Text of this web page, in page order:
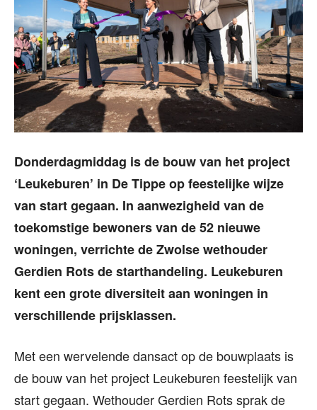
Donderdagmiddag is de bouw van het project
‘Leukeburen’ in De Tippe op feestelijke wijze
van start gegaan. In aanwezigheid van de
toekomstige bewoners van de 52 nieuwe
woningen, verrichte de Zwolse wethouder
Gerdien Rots de starthandeling. Leukeburen
kent een grote diversiteit aan woningen in
verschillende prijsklassen.
Met een wervelende dansact op de bouwplaats is
de bouw van het project Leukeburen feestelijk van
start gegaan. Wethouder Gerdien Rots sprak de